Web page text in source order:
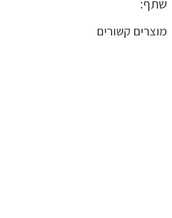
מוצרים קשורים